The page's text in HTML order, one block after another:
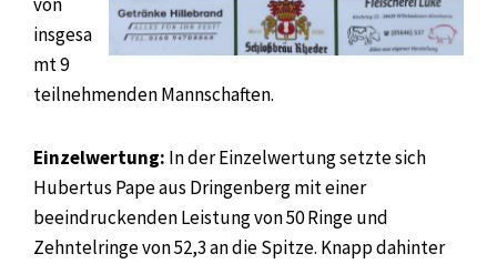
insgesa
mt 9
teilnehmenden Mannschaften.
Einzelwertung: In der Einzelwertung setzte sich
Hubertus Pape aus Dringenberg mit einer
beeindruckenden Leistung von 50 Ringe und
Zehntelringe von 52,3 an die Spitze. Knapp dahinter